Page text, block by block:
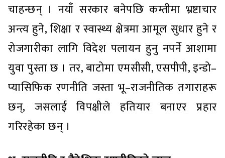
चाहन्छन् । नयाँ सरकार बनेपछि कम्तीमा भ्रष्टाचार
अन्त्य हुने, शिक्षा र स्वास्थ्य क्षेत्रमा आमूल सुधार हुने र
रोजगारीका लागि विदेश पलायन हुनु नपर्ने आशामा
युवा पुस्ता छ । तर, बाटोमा एमसीसी, एसपीपी, इन्डो–
प्यासिफिक रणनीति जस्ता भू–राजनीतिक तगाराहरू
छन्, जसलाई विपक्षीले हतियार बनाएर प्रहार
गरिरहेका छन् ।